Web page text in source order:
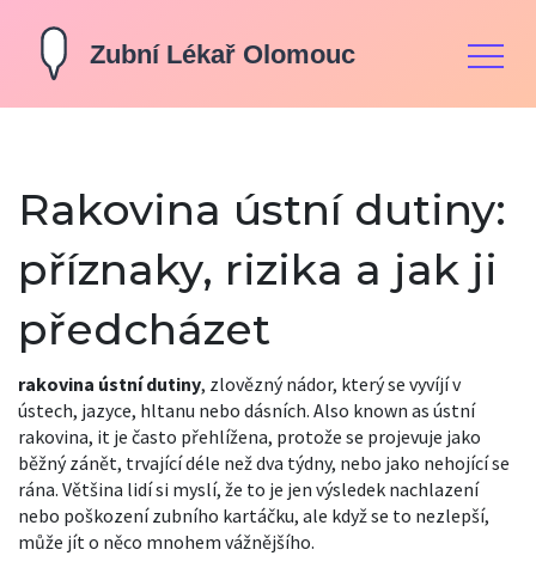
Rakovina ústní dutiny:
příznaky, rizika a jak ji
předcházet
rakovina ústní dutiny, zlovězný nádor, který se vyvíjí v
ústech, jazyce, hltanu nebo dásních. Also known as ústní
rakovina, it je často přehlížena, protože se projevuje jako
běžný zánět, trvající déle než dva týdny, nebo jako nehojící se
rána. Většina lidí si myslí, že to je jen výsledek nachlazení
nebo poškození zubního kartáčku, ale když se to nezlepší,
může jít o něco mnohem vážnějšího.